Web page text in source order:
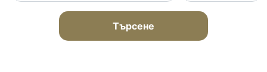
Търсене